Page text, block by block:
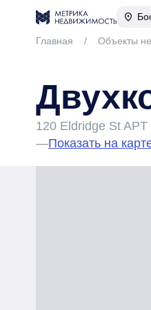
Главная / Объекты
120 Eldridge St APT
—Показать на